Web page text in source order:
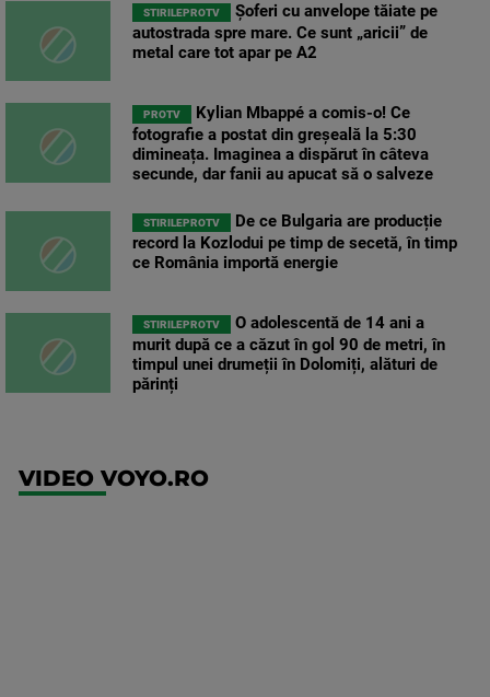
STIRILEPROTV
Șoferi cu anvelope tăiate pe
autostrada spre mare. Ce sunt „aricii” de
metal care tot apar pe A2
PROTV
Kylian Mbappé a comis-o! Ce
fotografie a postat din greșeală la 5:30
dimineața. Imaginea a dispărut în câteva
secunde, dar fanii au apucat să o salveze
STIRILEPROTV
De ce Bulgaria are producție
record la Kozlodui pe timp de secetă, în timp
ce România importă energie
STIRILEPROTV
O adolescentă de 14 ani a
murit după ce a căzut în gol 90 de metri, în
timpul unei drumeții în Dolomiți, alături de
părinți
VIDEO VOYO.RO